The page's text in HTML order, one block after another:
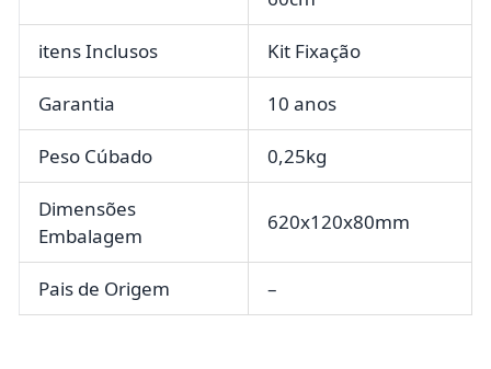
itens Inclusos Kit Fixação
Garantia 10 anos
Peso Cúbado 0,25kg
Dimensões
Embalagem
620x120x80mm
Pais de Origem –